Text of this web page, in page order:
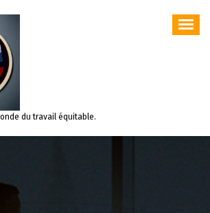
du travail équitable.